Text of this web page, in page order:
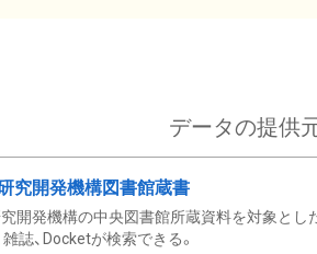
データの提供
究開発機構図書館蔵書
開発機構の中央図書館所蔵資料を対象とし
雑誌、Docketが検索できる。